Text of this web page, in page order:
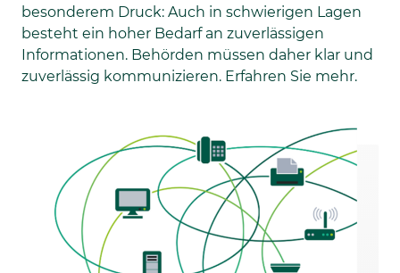
besonderem Druck: Auch in schwierigen Lagen
besteht ein hoher Bedarf an zuverlässigen
Informationen. Behörden müssen daher klar und
zuverlässig kommunizieren. Erfahren Sie mehr.